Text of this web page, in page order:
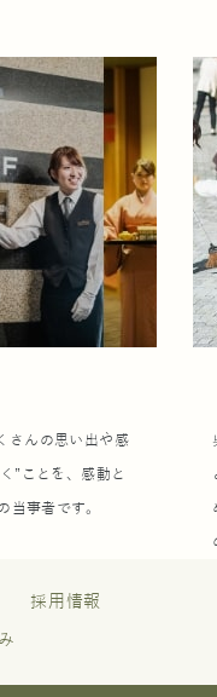
さんの思い出や感
”ことを、感動と
当事者です。
採用情報